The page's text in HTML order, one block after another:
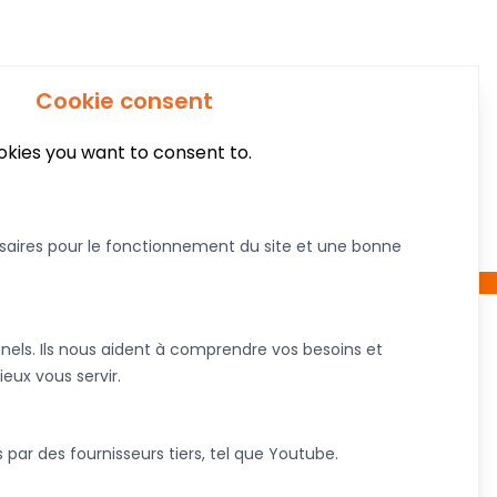
Articles
Devenez commanditaire
Cookie consent
you want to consent to.
pour le fonctionnement du site et une bonne
Ils nous aident à comprendre vos besoins et
vous servir.
par des fournisseurs tiers, tel que Youtube.